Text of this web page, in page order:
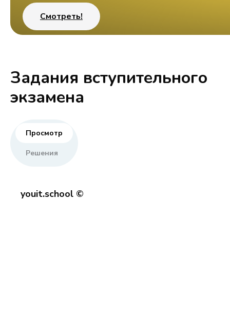
Смотреть!
Задания вступительного
экзамена
Просмотр
Решения
youit.school ©